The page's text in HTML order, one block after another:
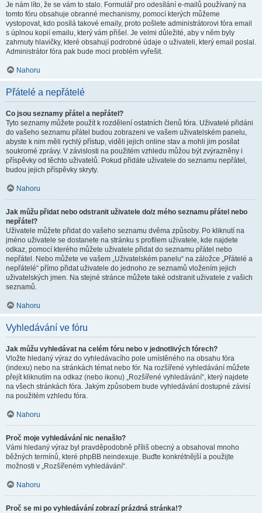
Je nám líto, že se vám to stalo. Formulář pro odesílání e-mailů používaný na
tomto fóru obsahuje obranné mechanismy, pomocí kterých můžeme
vystopovat, kdo posílá takové emaily, proto pošlete administrátorovi fóra email
s úplnou kopií emailu, který vám přišel. Je velmi důležité, aby v něm byly
zahrnuty hlavičky, které obsahují podrobné údaje o uživateli, který email poslal.
Administrátor fóra pak bude moci problém vyřešit.
Nahoru
Přátelé a nepřátelé
Co jsou seznamy přátel a nepřátel?
Tyto seznamy můžete použít k rozdělení ostatních členů fóra. Uživatelé přidáni
do vašeho seznamu přátel budou zobrazeni ve vašem uživatelském panelu,
abyste k nim měli rychlý přístup, viděli jejich online stav a mohli jim posílat
soukromé zprávy. V závislosti na použitém vzhledu můžou být zvýrazněny i
příspěvky od těchto uživatelů. Pokud přidáte uživatele do seznamu nepřátel,
budou jejich příspěvky skryty.
Nahoru
Jak můžu přidat nebo odstranit uživatele do/z mého seznamu přátel nebo
nepřátel?
Uživatele můžete přidat do vašeho seznamu dvěma způsoby. Po kliknutí na
jméno uživatele se dostanete na stránku s profilem uživatele, kde najdete
odkaz, pomocí kterého můžete uživatele přidat do seznamu přátel nebo
nepřátel. Nebo můžete ve vašem „Uživatelském panelu“ na záložce „Přátelé a
nepřátelé“ přímo přidat uživatele do jednoho ze seznamů vložením jejich
uživatelských jmen. Na stejné stránce můžete také odstranit uživatele z vašich
seznamů.
Nahoru
Vyhledávání ve fóru
Jak můžu vyhledávat na celém fóru nebo v jednotlivých fórech?
Vložte hledaný výraz do vyhledávacího pole umístěného na obsahu fóra
(indexu) nebo na stránkách témat nebo fór. Na rozšířené vyhledávání můžete
přejít kliknutím na odkaz (nebo ikonu) „Rozšířené vyhledávání“, který najdete
na všech stránkách fóra. Jakým způsobem bude vyhledávání dostupné závisí
na použitém vzhledu fóra.
Nahoru
Proč moje vyhledávání nic nenašlo?
Vámi hledaný výraz byl pravděpodobně příliš obecný a obsahoval mnoho
běžných termínů, které phpBB neindexuje. Buďte konkrétnější a použijte
možnosti v „Rozšířeném vyhledávání“.
Nahoru
Proč se mi po vyhledávání zobrazí prázdná stránka!?